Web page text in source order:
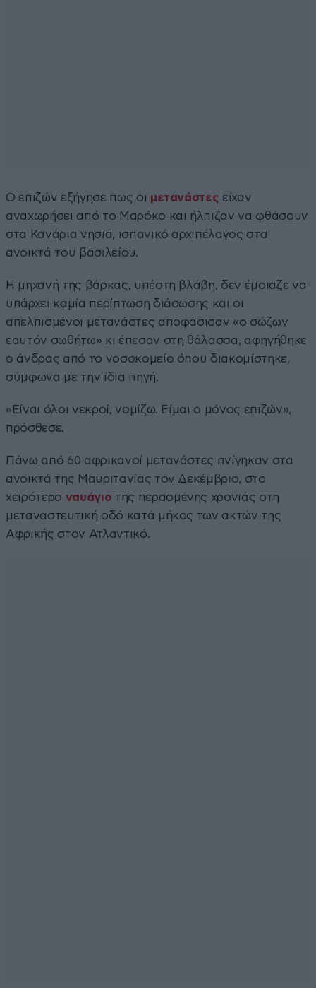
Ο επιζών εξήγησε πως οι μετανάστες είχαν
αναχωρήσει από το Μαρόκο και ήλπιζαν να φθάσουν
στα Κανάρια νησιά, ισπανικό αρχιπέλαγος στα
ανοικτά του βασιλείου.
Η μηχανή της βάρκας, υπέστη βλάβη, δεν έμοιαζε να
υπάρχει καμία περίπτωση διάσωσης και οι
απελπισμένοι μετανάστες αποφάσισαν «ο σώζων
εαυτόν σωθήτω» κι έπεσαν στη θάλασσα, αφηγήθηκε
ο άνδρας από το νοσοκομείο όπου διακομίστηκε,
σύμφωνα με την ίδια πηγή.
«Είναι όλοι νεκροί, νομίζω. Είμαι ο μόνος επιζών»,
πρόσθεσε.
Πάνω από 60 αφρικανοί μετανάστες πνίγηκαν στα
ανοικτά της Μαυριτανίας τον Δεκέμβριο, στο
χειρότερο ναυάγιο της περασμένης χρονιάς στη
μεταναστευτική οδό κατά μήκος των ακτών της
Αφρικής στον Ατλαντικό.